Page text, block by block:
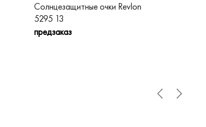
Солнцезащитные очки Revlon
5295 13
предзаказ